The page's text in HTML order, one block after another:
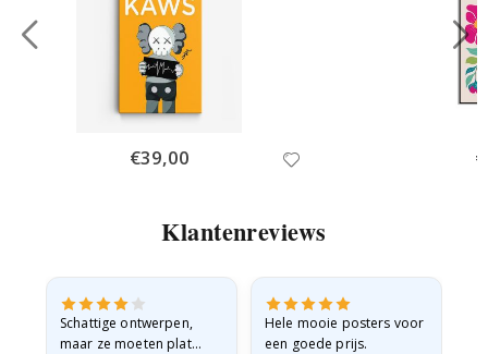
Special
Price
€39,00
Klantenreviews
Schattige ontwerpen,
maar ze moeten plat
Hele mooie posters voor
een goede prijs.